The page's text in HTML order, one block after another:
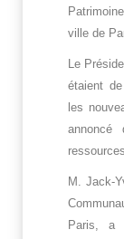
ville de
Le
étaient
les
annoncé
M. Jack-
Paris, a